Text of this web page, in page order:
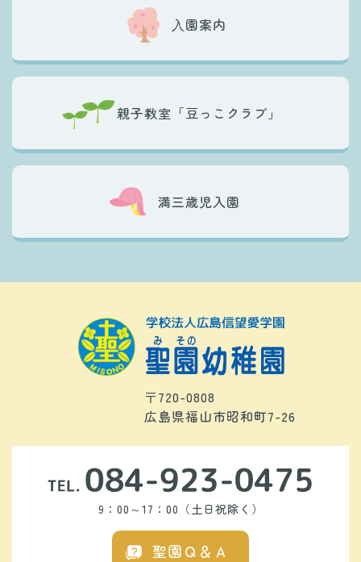
⼊園案内
親子教室「豆っこクラブ」
満三歳児入園
〒720-0808
広島県福山市昭和町7-26
9：00～17：00（土日祝除く）
聖園Ｑ＆Ａ